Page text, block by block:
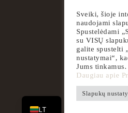
2026
Sveiki, šioje
naudojami
Spustelėdami
su VISŲ
galite spustelti
nustatymai“,
Jums tinkamus.
Daugiau apie
Slapukų
LT